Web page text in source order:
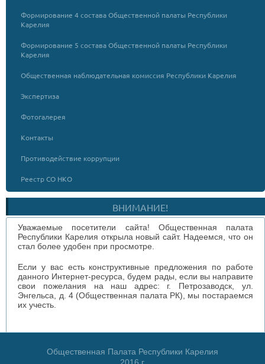
Формирование 4 состава Общественной палаты Республики
Карелия
Формирование 5 состава Общественной палаты Республики
Карелия
Общественная наблюдательная комиссия Республики Карелия
Экспертиза
Фотогалерея
Контакты
Противодействие коррупции
Реестр СО НКО
ВНИМАНИЕ!
Уважаемые посетители сайта! Общественная палата
Республики Карелия открыла новый сайт. Надеемся, что он
стал более удобен при просмотре.
Если у вас есть конструктивные предложения по работе
данного Интернет-ресурса, будем рады, если вы направите
свои пожелания на наш адрес: г. Петрозаводск, ул.
Энгельса, д. 4 (Общественная палата РК), мы постараемся
их учесть.
Общественная Палата Республики Карелия